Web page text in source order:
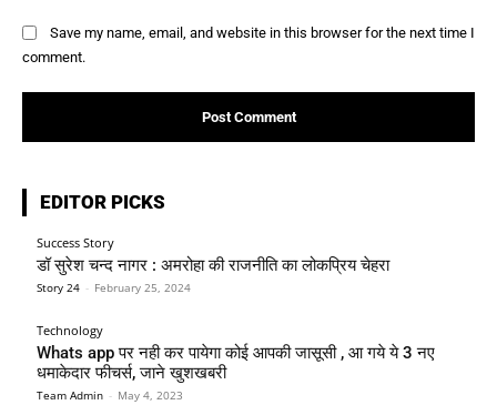
Save my name, email, and website in this browser for the next time I
comment.
EDITOR PICKS
Success Story
डॉ सुरेश चन्द नागर : अमरोहा की राजनीति का लोकप्रिय चेहरा
Story 24 - February 25, 2024
Technology
Whats app पर नही कर पायेगा कोई आपकी जासूसी , आ गये ये 3 नए
धमाकेदार फीचर्स, जाने खुशखबरी
Team Admin - May 4, 2023